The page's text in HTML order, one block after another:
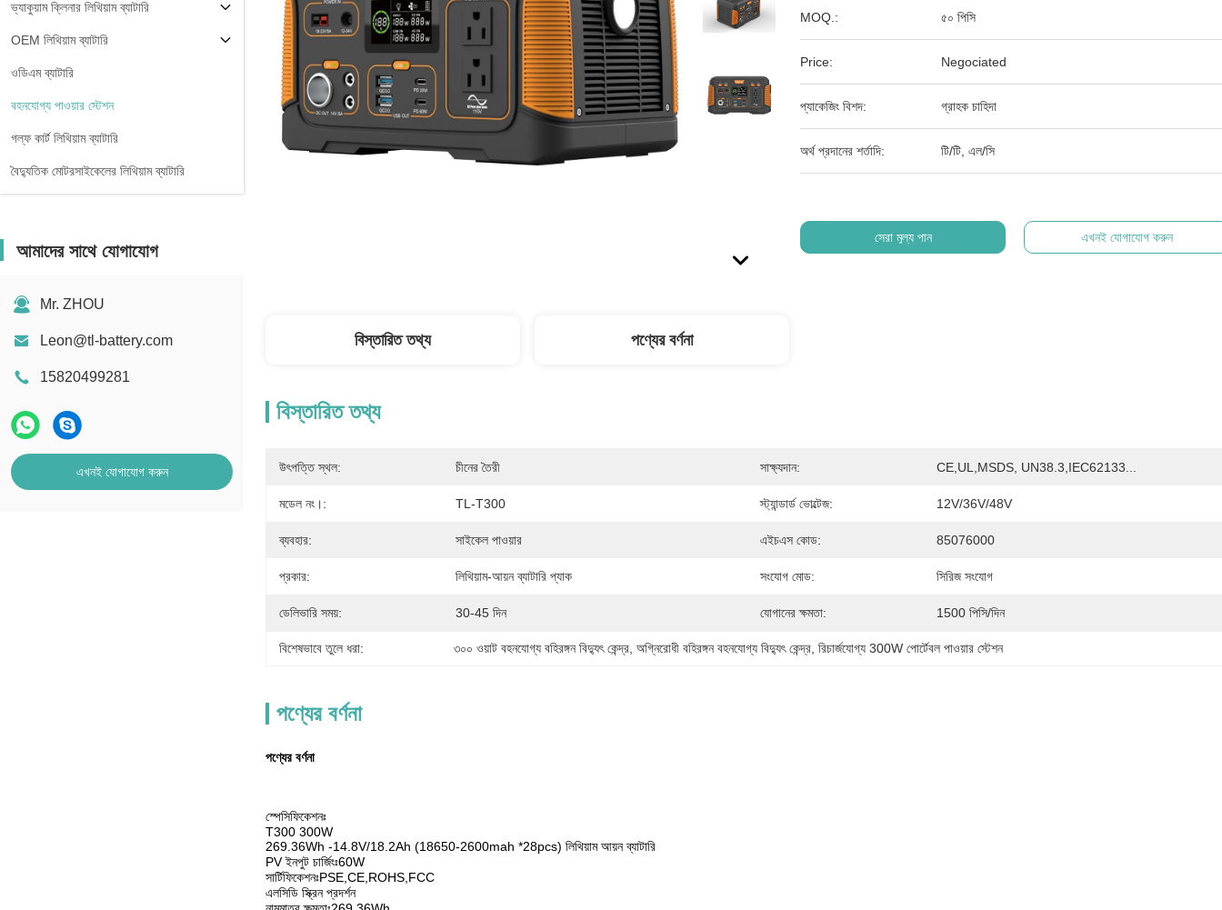
ভ্যাকুয়াম ক্লিনার লিথিয়াম ব্যাটারি
OEM লিথিয়াম ব্যাটারি
ওডিএম ব্যাটারি
বহনযোগ্য পাওয়ার স্টেশন
গল্ফ কার্ট লিথিয়াম ব্যাটারি
বৈদ্যুতিক মোটরসাইকেলের লিথিয়াম ব্যাটারি
আমাদের সাথে যোগাযোগ
Mr. ZHOU
Leon@tl-battery.com
15820499281
এখনই যোগাযোগ করুন
MOQ.: ৫০ পিসি
Price: Negociated
প্যাকেজিং বিশদ: গ্রাহক চাহিদা
অর্থ প্রদানের শর্তাদি: টি/টি, এল/সি
সেরা মূল্য পান এখনই যোগাযোগ করুন
বিস্তারিত তথ্য পণ্যের বর্ণনা
বিস্তারিত তথ্য
উৎপত্তি স্থল: চীনের তৈরী সাক্ষ্যদান: CE,UL,MSDS, UN38.3,IEC62133...
মডেল নং।: TL-T300 স্ট্যান্ডার্ড ভোল্টেজ: 12V/36V/48V
ব্যবহার: সাইকেল পাওয়ার এইচএস কোড: 85076000
প্রকার: লিথিয়াম-আয়ন ব্যাটারি প্যাক সংযোগ মোড: সিরিজ সংযোগ
ডেলিভারি সময়: 30-45 দিন যোগানের ক্ষমতা: 1500 পিসি/দিন
বিশেষভাবে তুলে ধরা: ৩০০ ওয়াট বহনযোগ্য বহিরঙ্গন বিদ্যুৎ কেন্দ্র , অগ্নিরোধী বহিরঙ্গন বহনযোগ্য বিদ্যুৎ কেন্দ্র , রিচার্জযোগ্য 300W পোর্টেবল পাওয়ার স্টেশন
পণ্যের বর্ণনা
পণ্যের বর্ণনা
স্পেসিফিকেশনঃ
T300 300W
269.36Wh -14.8V/18.2Ah (18650-2600mah *28pcs) লিথিয়াম আয়ন ব্যাটারি
PV ইনপুট চার্জিংঃ60W
সার্টিফিকেশনঃPSE,CE,ROHS,FCC
এলসিডি স্ক্রিন প্রদর্শন